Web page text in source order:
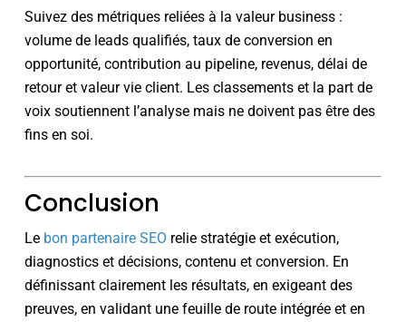
Suivez des métriques reliées à la valeur business :
volume de leads qualifiés, taux de conversion en
opportunité, contribution au pipeline, revenus, délai de
retour et valeur vie client. Les classements et la part de
voix soutiennent l’analyse mais ne doivent pas être des
fins en soi.
Conclusion
Le bon partenaire SEO relie stratégie et exécution,
diagnostics et décisions, contenu et conversion. En
définissant clairement les résultats, en exigeant des
preuves, en validant une feuille de route intégrée et en